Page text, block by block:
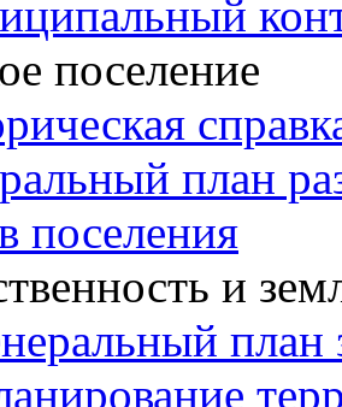
поселение
план
поселения
и
план